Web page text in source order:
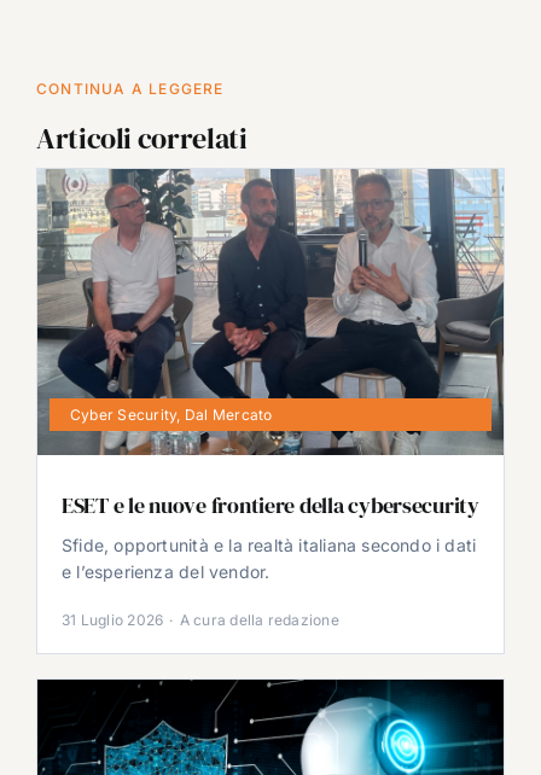
CONTINUA A LEGGERE
Articoli correlati
Cyber Security, Dal Mercato
ESET e le nuove frontiere della cybersecurity
Sfide, opportunità e la realtà italiana secondo i dati
e l’esperienza del vendor.
31 Luglio 2026 · A cura della redazione